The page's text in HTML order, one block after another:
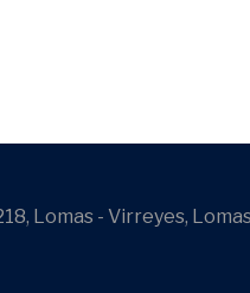
Lomas - Virreyes,